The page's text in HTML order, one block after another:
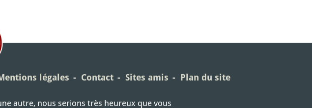
légales Contact Sites amis Plan du site
autre, nous serions très heureux que vous